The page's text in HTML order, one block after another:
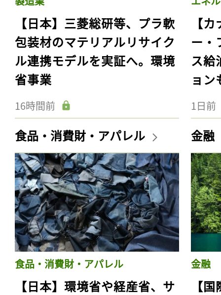
【日本】三菱総研等、プラ軟
包装材のマテリアルリサイク
ル連携モデルを実証へ。環境
省事業
16時間前
【
ー・
ス給
ョン
1日前
食品・消費財・アパレル
食品・消費財・アパレル
【日本】環境省や経産省、サ
金融
金融
【